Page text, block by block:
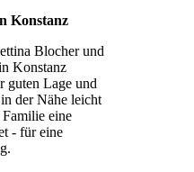
Konstanz
Blocher und
Konstanz
guten Lage und
der Nähe leicht
eine
- für eine